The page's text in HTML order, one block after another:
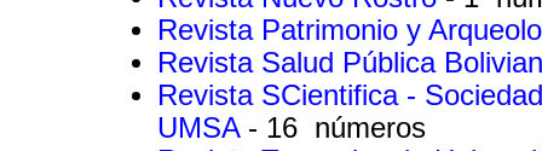
Revista Patrimonio y
Revista Salud Pública
Revista SCientifica -
UMSA - 16 números